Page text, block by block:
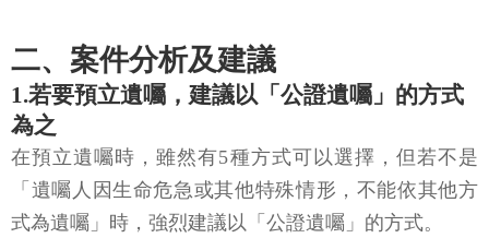
二、案件分析及建議
1.若要預立遺囑，建議以「公證遺囑」的方式
為之
在預立遺囑時，雖然有5種方式可以選擇，但若不是
「遺囑人因生命危急或其他特殊情形，不能依其他方
式為遺囑」時，強烈建議以「公證遺囑」的方式。